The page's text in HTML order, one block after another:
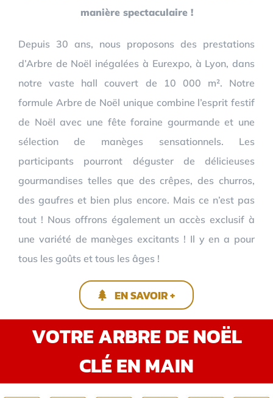
manière spectaculaire !
Depuis 30 ans, nous proposons des prestations
d’Arbre de Noël inégalées à Eurexpo, à Lyon, dans
notre vaste hall couvert de 10 000 m². Notre
formule Arbre de Noël unique combine l’esprit festif
de Noël avec une fête foraine gourmande et une
sélection de manèges sensationnels. Les
participants pourront déguster de délicieuses
gourmandises telles que des crêpes, des churros,
des gaufres et bien plus encore. Mais ce n’est pas
tout ! Nous offrons également un accès exclusif à
une variété de manèges excitants ! Il y en a pour
tous les goûts et tous les âges !
EN SAVOIR +
VOTRE ARBRE DE NOËL
CLÉ EN MAIN